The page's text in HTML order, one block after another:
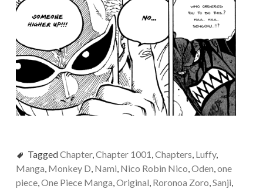
TaggedChapter,Chapter 1001,Chapters, Luffy,
Manga, Monkey D, Nami, Nico Robin Nico,Oden,one
piece,One Piece Manga,Original, Roronoa Zoro,Sanji,